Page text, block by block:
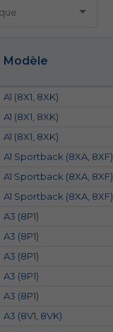
Modèle
A1 (8X1, 8XK)
A1 (8X1, 8XK)
A1 (8X1, 8XK)
A1 Sportback (8XA, 8XF)
A1 Sportback (8XA, 8XF)
A1 Sportback (8XA, 8XF)
A3 (8P1)
A3 (8P1)
A3 (8P1)
A3 (8P1)
A3 (8P1)
A3 (8V1, 8VK)